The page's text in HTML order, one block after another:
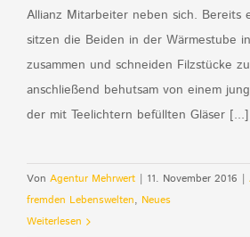
Allianz Mitarbeiter neben sich. Bereits
sitzen die Beiden in der Wärmestube
zusammen und schneiden Filzstücke
anschließend behutsam von einem
der mit Teelichtern befüllten Gläser [...]
Von Agentur Mehrwert | 11. November 2016 |
fremden Lebenswelten, Neues
Weiterlesen